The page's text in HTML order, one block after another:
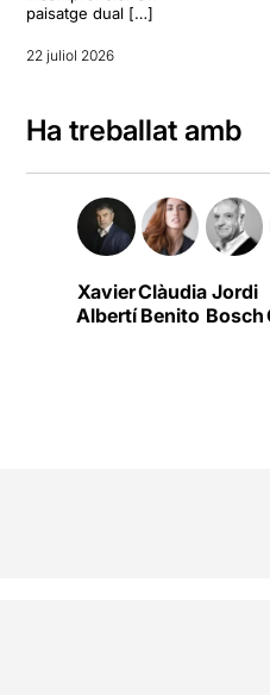
paisatge dual […]
22 juliol 2026
Ha treballat amb
Xavier
Albertí
Clàudia
Benito
Jordi
Bosch